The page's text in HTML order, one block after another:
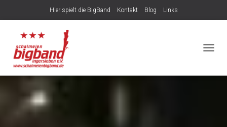
Hier spielt die BigBand Kontakt Blog Links